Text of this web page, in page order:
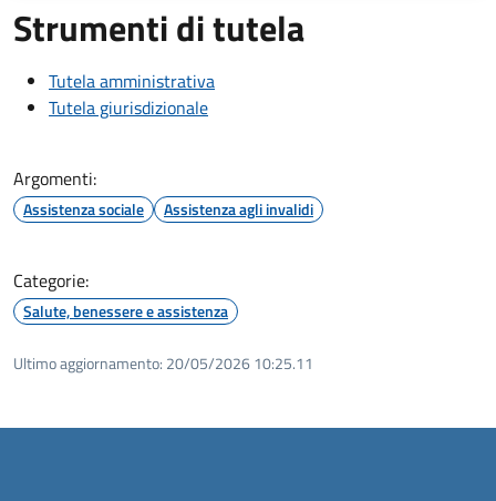
Strumenti di tutela
Tutela amministrativa
Tutela giurisdizionale
Argomenti:
Assistenza sociale Assistenza agli invalidi
Categorie:
Salute, benessere e assistenza
Ultimo aggiornamento: 20/05/2026 10:25.11